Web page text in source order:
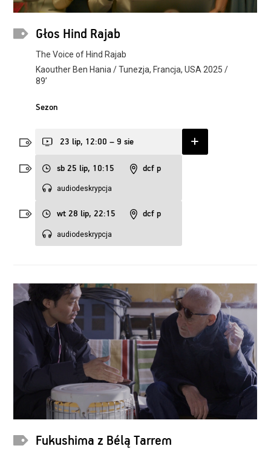
Głos Hind Rajab
The Voice of Hind Rajab
Kaouther Ben Hania / Tunezja, Francja, USA 2025 /
89’
Sezon
sb 25 lip, 10:15 dcf p
audiodeskrypcja
wt 28 lip, 22:15 dcf p
audiodeskrypcja
23 lip, 12:00 – 9 sie
Fukushima z Bélą Tarrem